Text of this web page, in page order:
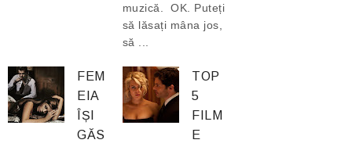
muzică. OK. Puteți
să lăsați mâna jos,
să ...
FEM
EIA
ÎȘI
GĂS
TOP
5
FILM
E